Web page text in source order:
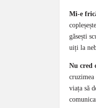
Mi-e
găsești
uiți la
Nu cred
viața să